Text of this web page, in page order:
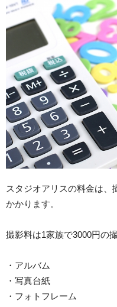
スタジオアリスの料金は、
かかります。
撮影料は1家族で3000円の撮
・アルバム
・写真台紙
・フォトフレーム